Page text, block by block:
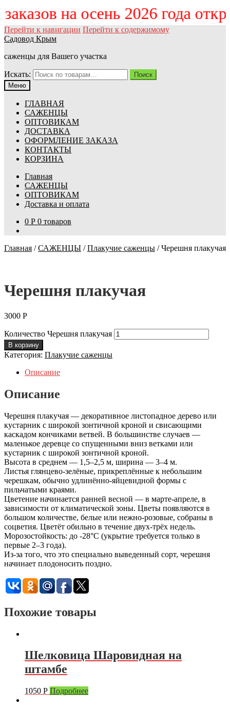
заказов на осень 2026 года
Перейти к навигации Перейти к содержимому
Садовод Крым
саженцы для Вашего участка
Искать:
Поиск
Меню
ГЛАВНАЯ
САЖЕНЦЫ
ОПТОВИКАМ
ДОСТАВКА
ОФОРМЛЕНИЕ ЗАКАЗА
КОНТАКТЫ
КОРЗИНА
Главная
САЖЕНЦЫ
ОПТОВИКАМ
Доставка и оплата
0 Р 0 товаров
Главная /САЖЕНЦЫ /Плакучие саженцы /Черешня плакучая
Черешня плакучая
3000 Р
Количество Черешня плакучая
В корзину
Категория: Плакучие саженцы
Описание
Описание
Черешня плакучая — декоративное листопадное дерево или
кустарник с широкой зонтичной кроной и свисающими
каскадом кончиками ветвей. В большинстве случаев —
маленькое деревце со спущенными вниз ветками или
кустарник с широкой зонтичной кроной.
Высота в среднем — 1,5–2,5 м, ширина — 3–4 м.
Листья глянцево-зелёные, прикреплённые к небольшим
черешкам, обычно удлинённо-яйцевидной формы с
пильчатыми краями.
Цветение начинается ранней весной — в марте-апреле, в
зависимости от климатической зоны. Цветы появляются в
большом количестве, белые или нежно-розовые, собраны в
соцветия. Цветёт обильно в течение двух-трёх недель.
Морозостойкость: до -28°C (укрытие требуется только в
первые 2–3 года).
Из-за того, что это специально выведенный сорт, черешня
начинает плодоносить поздно.
Похожие товары
Шелковица Шаровидная на
штамбе
1050 Р Подробнее